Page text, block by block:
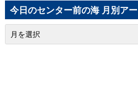
今日のセンター前の海 月別ア